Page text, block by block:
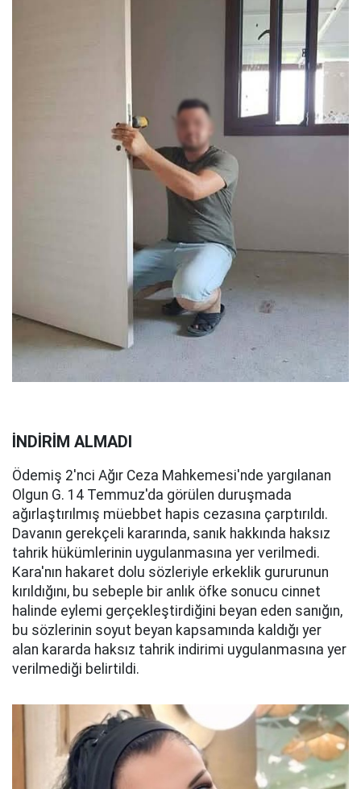
İNDİRİM ALMADI
Ödemiş 2'nci Ağır Ceza Mahkemesi'nde yargılanan
Olgun G. 14 Temmuz'da görülen duruşmada
ağırlaştırılmış müebbet hapis cezasına çarptırıldı.
Davanın gerekçeli kararında, sanık hakkında haksız
tahrik hükümlerinin uygulanmasına yer verilmedi.
Kara'nın hakaret dolu sözleriyle erkeklik gururunun
kırıldığını, bu sebeple bir anlık öfke sonucu cinnet
halinde eylemi gerçekleştirdiğini beyan eden sanığın,
bu sözlerinin soyut beyan kapsamında kaldığı yer
alan kararda haksız tahrik indirimi uygulanmasına yer
verilmediği belirtildi.